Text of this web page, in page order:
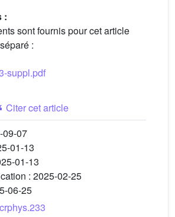
:
sont fournis pour cet article
:
suppl.pdf
Citer cet article
09-07
01-13
01-13
: 2025-02-25
06-25